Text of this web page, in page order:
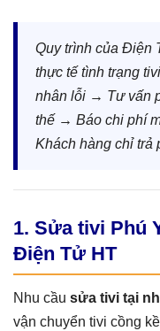
Quy trình của Điện
thực tế tình trạng
nhân lỗi → Tư vấn
thế → Báo chi phí
Khách hàng chỉ trả
1. Sửa tivi Phú
Điện Tử HT
Nhu cầu sửa tivi tại
vận chuyển tivi cồng